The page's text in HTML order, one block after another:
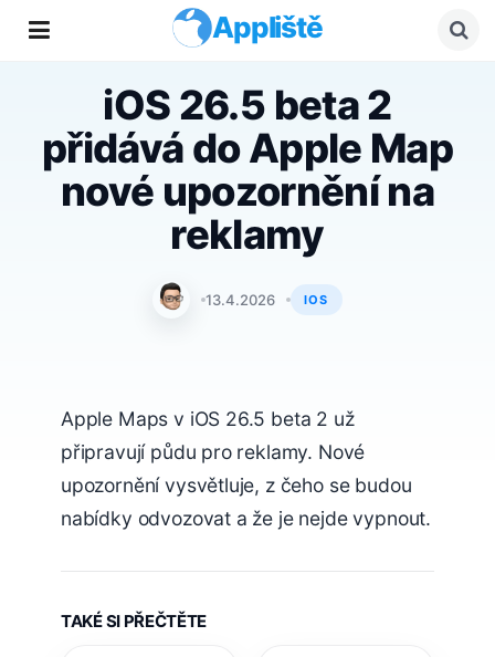
Appliště
iOS 26.5 beta 2
přidává do Apple Map
nové upozornění na
reklamy
Jan Holeš
13.4.2026 IOS
Apple Maps v iOS 26.5 beta 2 už
připravují půdu pro reklamy. Nové
upozornění vysvětluje, z čeho se budou
nabídky odvozovat a že je nejde vypnout.
TAKÉ SI PŘEČTĚTE